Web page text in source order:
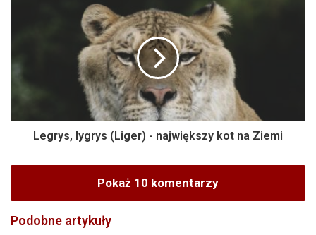
Legrys, lygrys (Liger) - największy kot na Ziemi
Pokaż 10 komentarzy
Podobne artykuły